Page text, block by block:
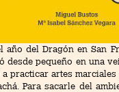
año del Dragón en San
desde pequeño en una
a practicar artes
Para sacarle del